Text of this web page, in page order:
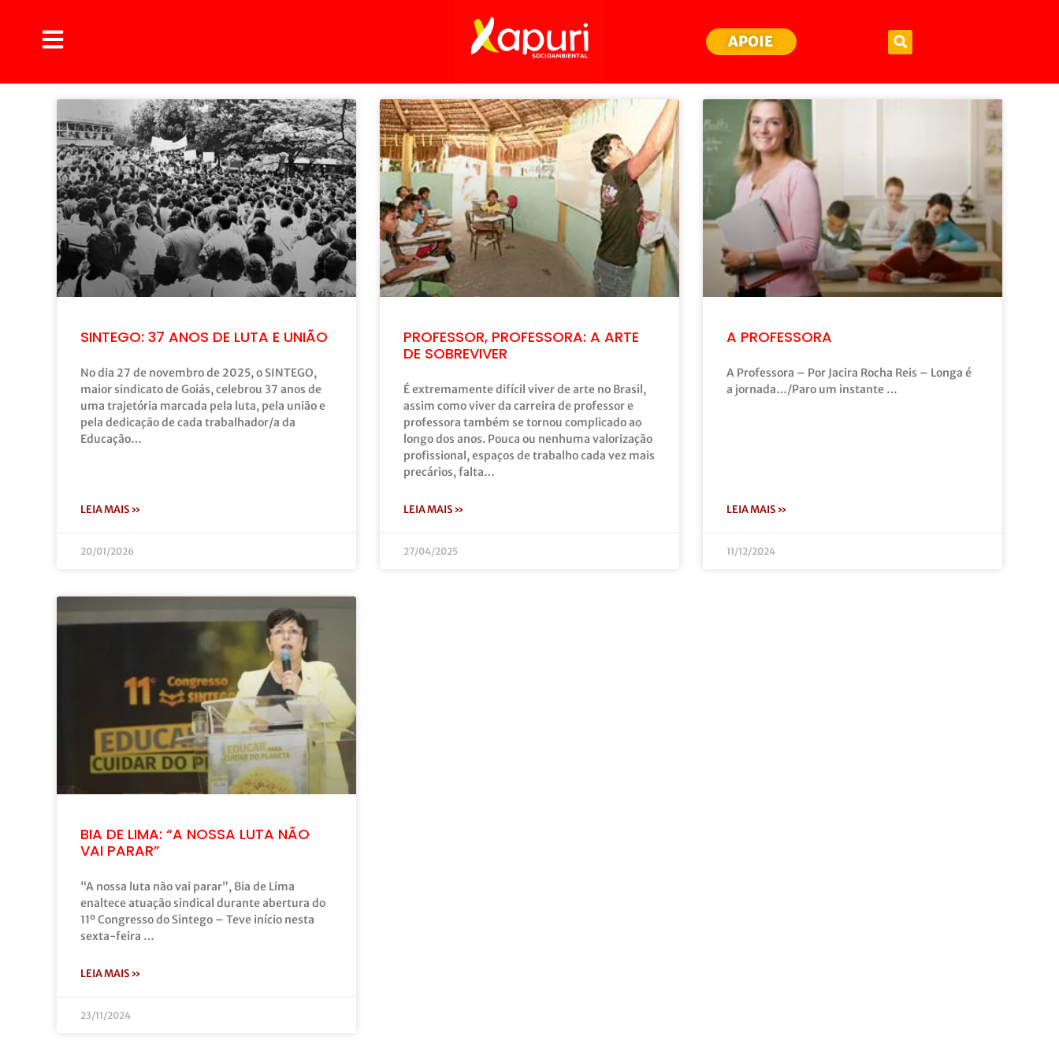
APOIE
SINTEGO: 37 ANOS DE LUTA E UNIÃO
No dia 27 de novembro de 2025, o SINTEGO,
maior sindicato de Goiás, celebrou 37 anos de
uma trajetória marcada pela luta, pela união e
pela dedicação de cada trabalhador/a da
Educação…
LEIA MAIS »
20/01/2026
PROFESSOR, PROFESSORA: A ARTE
DE SOBREVIVER
É extremamente difícil viver de arte no Brasil,
assim como viver da carreira de professor e
professora também se tornou complicado ao
longo dos anos. Pouca ou nenhuma valorização
profissional, espaços de trabalho cada vez mais
precários, falta…
LEIA MAIS »
27/04/2025
A PROFESSORA
A Professora – Por Jacira Rocha Reis – Longa é
a jornada…/Paro um instante …
LEIA MAIS »
11/12/2024
BIA DE LIMA: “A NOSSA LUTA NÃO
VAI PARAR”
“A nossa luta não vai parar”, Bia de Lima
enaltece atuação sindical durante abertura do
11º Congresso do Sintego – Teve início nesta
sexta-feira …
LEIA MAIS »
23/11/2024